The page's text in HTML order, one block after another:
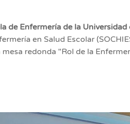
de Enfermería de la Universidad
en Salud Escolar
redonda "Rol de la